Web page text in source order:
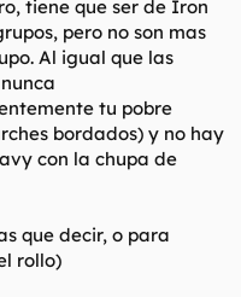
tiene que ser de Iron
pero no son mas
Al igual que las
tu pobre
bordados) y no hay
con la chupa de
que decir, o para
rollo)